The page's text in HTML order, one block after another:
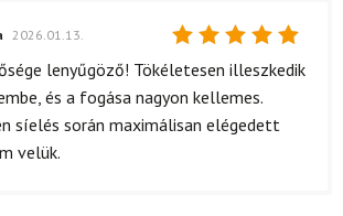
Értékelés:
2026.01.13.
lenyűgöző! Tökéletesen illeszkedik
és a fogása nagyon kellemes.
síelés során maximálisan elégedett
velük.